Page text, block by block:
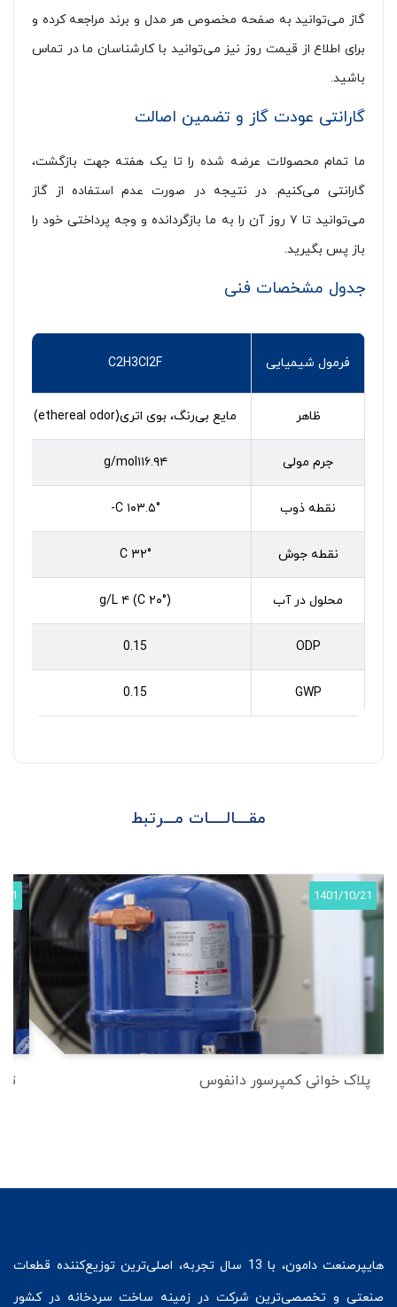
گاز می‌توانید به صفحه مخصوص هر مدل و برند مراجعه کرده و
برای اطلاع از قیمت روز نیز می‌توانید با کارشناسان ما در تماس
باشید.
گارانتی عودت گاز و تضمین اصالت
ما تمام محصولات عرضه شده را تا یک هفته جهت بازگشت،
گارانتی می‌کنیم. در نتیجه در صورت عدم استفاده از گاز
می‌توانید تا ۷ روز آن را به ما بازگردانده و وجه پرداختی خود را
باز پس بگیرید.
جدول مشخصات فنی
فرمول شیمیایی C2H3Cl2F
ظاهر مایع بی‌رنگ، بوی اتری(ethereal odor)
جرم مولی g/mol۱۱۶.۹۴
نقطه ذوب °C ۱۰۳.۵-
نقطه جوش °C ۳۲
محلول در آب (°C ۲۰) g/L ۴
ODP
0.15
GWP
0.15
مقــــالـــــات مـــرتبط
1401/10/21
پلاک خوانی کمپرسور دانفوس
21
هایپرصنعت
دامون، با 13 سال تجربه، اصلی‌ترین توزیع‌کننده قطعات
صنعتی و تخصصی‌ترین شرکت در زمینه ساخت سردخانه در کشور